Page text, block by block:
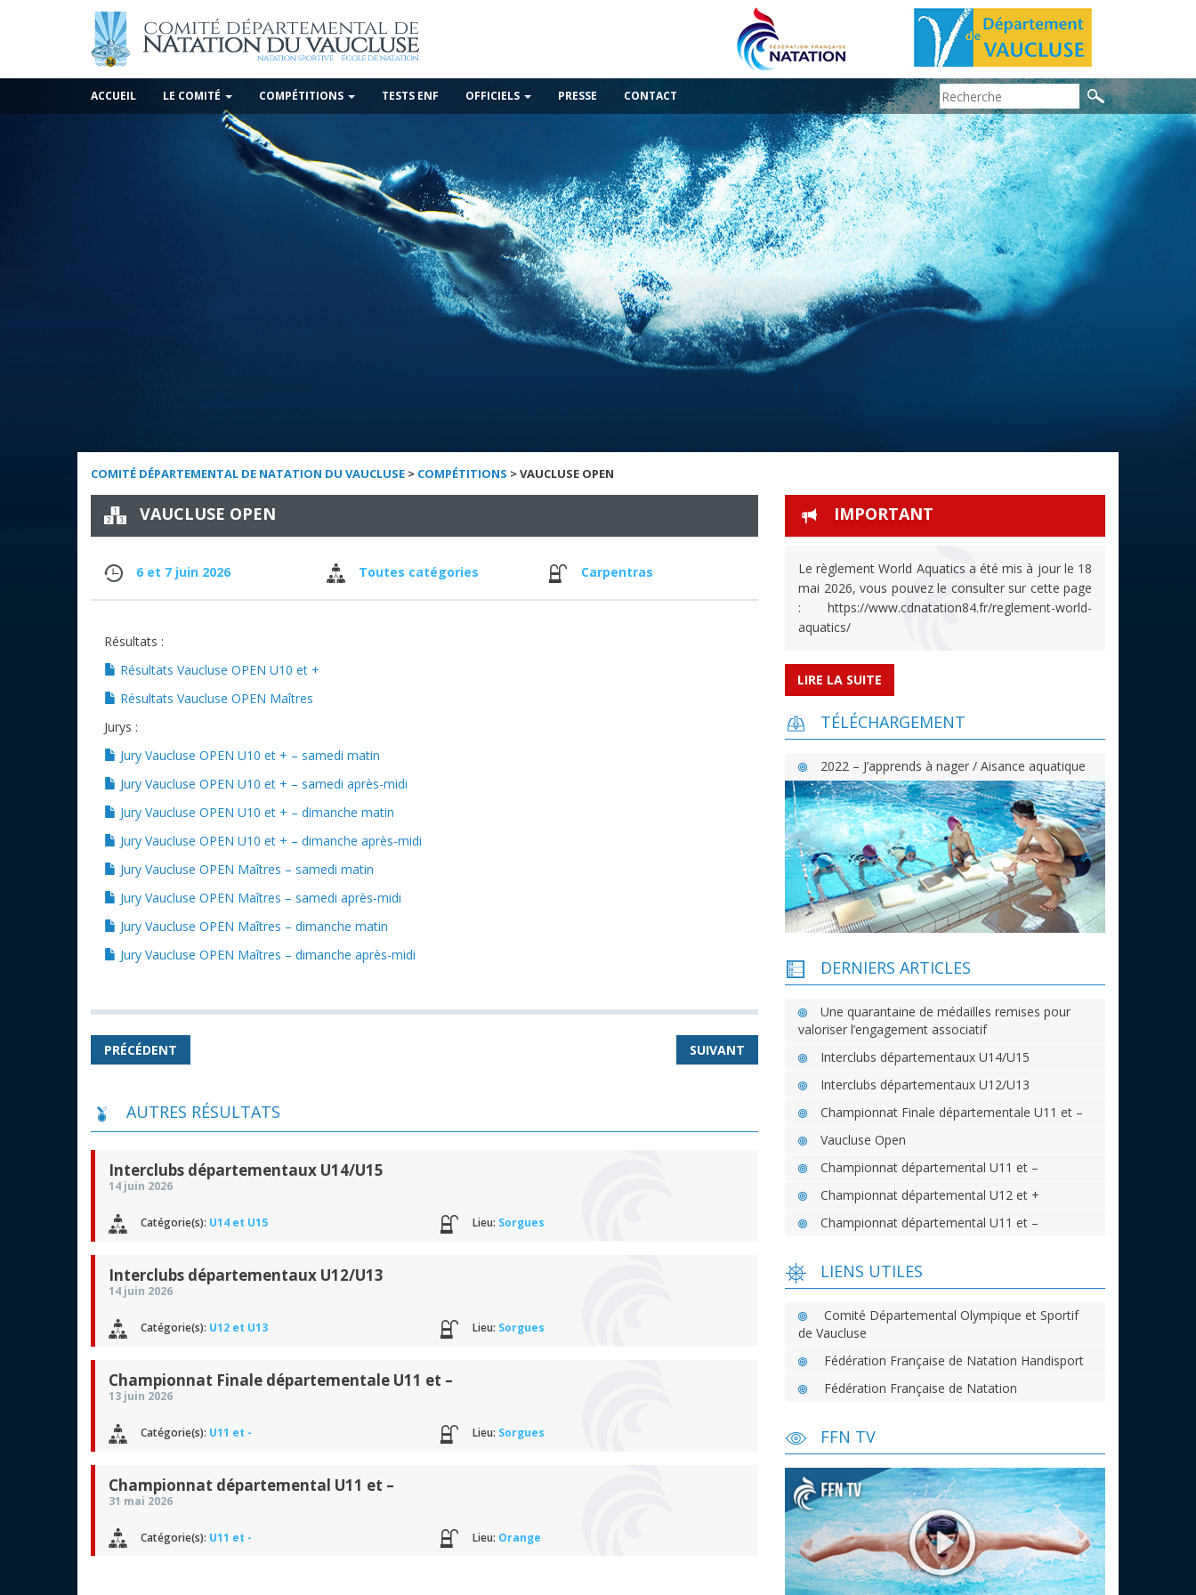
ACCUEIL LE COMITÉ COMPÉTITIONS TESTS ENF OFFICIELS PRESSE CONTACT Search:
COMITÉ DÉPARTEMENTAL DE NATATION DU VAUCLUSE > COMPÉTITIONS > VAUCLUSE OPEN
VAUCLUSE OPEN
6 et 7 juin 2026 Toutes catégories Carpentras
Résultats :
Résultats Vaucluse OPEN U10 et +
Résultats Vaucluse OPEN Maîtres
Jurys :
Jury Vaucluse OPEN U10 et + – samedi matin
Jury Vaucluse OPEN U10 et + – samedi après-midi
Jury Vaucluse OPEN U10 et + – dimanche matin
Jury Vaucluse OPEN U10 et + – dimanche après-midi
Jury Vaucluse OPEN Maîtres – samedi matin
Jury Vaucluse OPEN Maîtres – samedi après-midi
Jury Vaucluse OPEN Maîtres – dimanche matin
Jury Vaucluse OPEN Maîtres – dimanche après-midi
PRÉCÉDENT SUIVANT
AUTRES RÉSULTATS
Interclubs départementaux U14/U15
14 juin 2026
Catégorie(s): U14 et U15 Lieu: Sorgues
Interclubs départementaux U12/U13
14 juin 2026
Catégorie(s): U12 et U13 Lieu: Sorgues
Championnat Finale départementale U11 et –
13 juin 2026
Catégorie(s): U11 et - Lieu: Sorgues
Championnat départemental U11 et –
31 mai 2026
Catégorie(s): U11 et - Lieu: Orange
IMPORTANT
Le règlement World Aquatics a été mis à jour le 18
mai 2026, vous pouvez le consulter sur cette page
: https://www.cdnatation84.fr/reglement-world-
aquatics/
LIRE LA SUITE
TÉLÉCHARGEMENT
2022 – J’apprends à nager / Aisance aquatique
DERNIERS ARTICLES
Une quarantaine de médailles remises pour
valoriser l’engagement associatif
Interclubs départementaux U14/U15
Interclubs départementaux U12/U13
Championnat Finale départementale U11 et –
Vaucluse Open
Championnat départemental U11 et –
Championnat départemental U12 et +
Championnat départemental U11 et –
LIENS UTILES
Comité Départemental Olympique et Sportif
de Vaucluse
Fédération Française de Natation Handisport
Fédération Française de Natation
FFN TV